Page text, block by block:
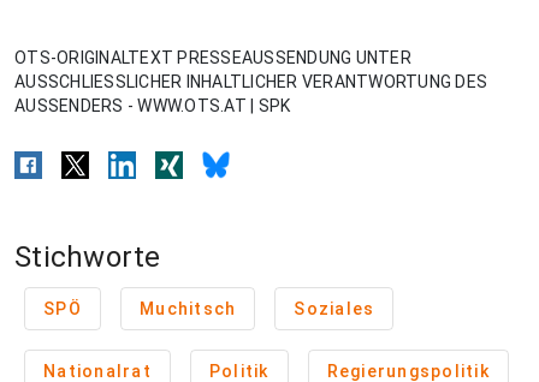
OTS-ORIGINALTEXT PRESSEAUSSENDUNG UNTER
AUSSCHLIESSLICHER INHALTLICHER VERANTWORTUNG DES
AUSSENDERS - WWW.OTS.AT | SPK
Stichworte
SPÖ Muchitsch Soziales
Nationalrat Politik Regierungspolitik